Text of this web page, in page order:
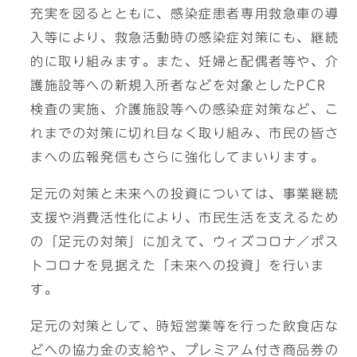
充実を図るとともに、感染症患者専用救急車の導
入等により、救急活動時の感染症対策にも、継続
的に取り組みます。また、妊婦と配偶者等や、介
護施設等への新規入所者などを対象としたPCR
検査の実施、介護施設等への感染症対策など、こ
れまでの対策に切れ目なく取り組み、市民の皆さ
まへの広報発信もさらに強化してまいります。
足元の対策と未来への投資については、事業継続
支援や消費活性化により、市民生活を支えるため
の「足元の対策」に加えて、ウィズコロナ／ポス
トコロナを見据えた「未来への投資」を行いま
す。
足元の対策として、時短営業等を行った飲食店な
どへの協力金の支給や、プレミアム付き商品券の